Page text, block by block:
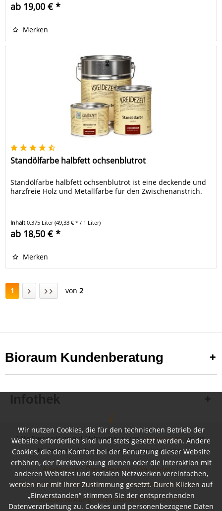
ab 19,00 € *
Merken
Standölfarbe halbfett ochsenblutrot
Standölfarbe halbfett ochsenblutrot ist eine deckende und
harzfreie Holz und Metallfarbe für den Zwischenanstrich.
Inhalt0.375 Liter(49,33 € * / 1 Liter)
ab 18,50 € *
Merken
1 von 2
Bioraum Kundenberatung
Infothek
* Alle Preise inkl. gesetzl. Mehrwertsteuer zzgl.Versandkosten
und ggf.
Nachnahmegebühren, wenn nicht anders beschrieben
Anleitung zum Pigmentieren von Wandfarben
Farbkarten, Flyer und Broschüren Inspirationen und Beispiele
Kreidezeit Anleitung Fleckspachtelung Stucco Fein
Wir nutzen Cookies, die für den technischen Betrieb der
Website erforderlich sind und stets gesetzt werden. Andere
Cookies, die den Komfort bei der Benutzung dieser Website
erhöhen, der Direktwerbung dienen oder die Interaktion mit
anderen Websites und sozialen Netzwerken vereinfachen,
werden nur mit Ihrer Zustimmung gesetzt. Durch Klicken auf
„Einverstanden“ stimmen Sie der entsprechenden
Datenverarbeitung zu. Cookies und personenbezogene Daten